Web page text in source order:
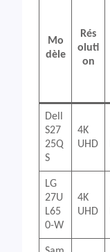
Mo
dèle
Rés
oluti
on
Dell
S27
25Q
S
4K
UHD
LG
27U
L65
0-W
4K
UHD